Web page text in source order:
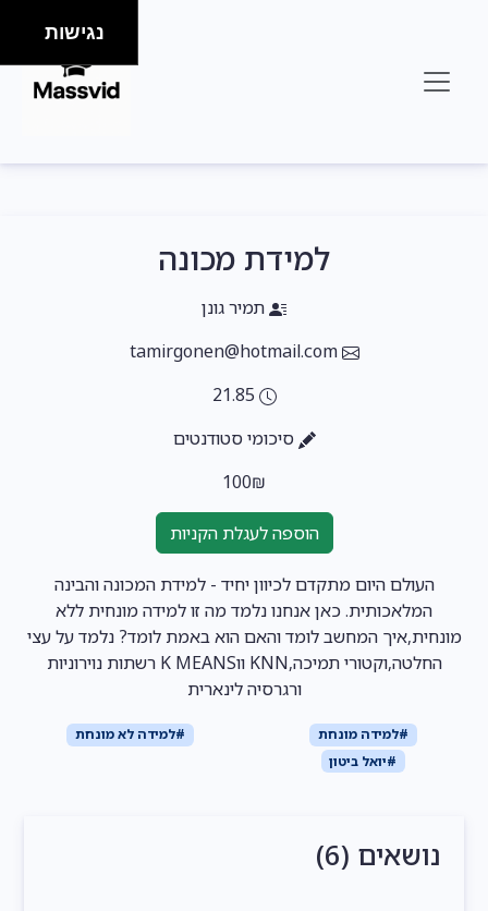
למידת מכונה
תמיר גונן
tamirgonen@hotmail.com
סיכומי סטודנטים
100₪
הוספה לעגלת הקניות
העולם היום מתקדם לכיוון יחיד - למידת המכונה והבינה
המלאכותית. כאן אנחנו נלמד מה זו למידה מונחית ללא
מונחית,איך המחשב לומד והאם הוא באמת לומד? נלמד על עצי
החלטה,וקטורי תמיכה,KNN ווK MEANS רשתות נוירוניות
ורגרסיה לינארית
#למידה מונחת
#למידה לא מונחת
#יואל ביטון
נושאים (6)
נגישות